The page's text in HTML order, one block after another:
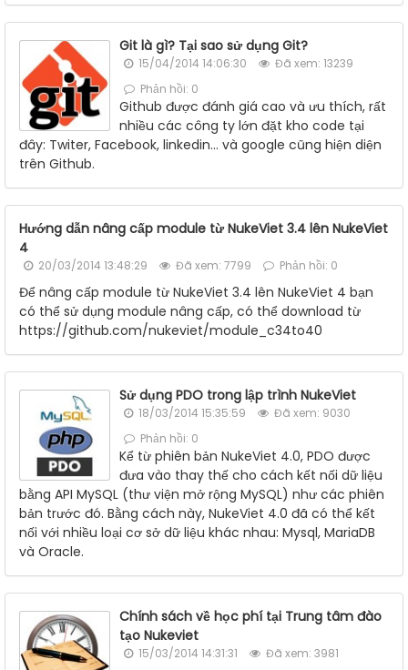
Git là gì? Tại sao sử dụng Git?
15/04/2014 14:06:30
Đã xem: 13239
Phản hồi: 0
Github được đánh giá cao và ưu thích, rất
nhiều các công ty lớn đặt kho code tại
đây: Twiter, Facebook, linkedin... và google cũng hiện diện
trên Github.
Hướng dẫn nâng cấp module từ NukeViet 3.4 lên NukeViet
4
20/03/2014 13:48:29 Đã xem: 7799 Phản hồi: 0
Để nâng cấp module từ NukeViet 3.4 lên NukeViet 4 bạn
có thể sử dụng module nâng cấp, có thể download từ
https://github.com/nukeviet/module_c34to40
Sử dụng PDO trong lập trình NukeViet
18/03/2014 15:35:59
Đã xem: 9030
Phản hồi: 0
Kể từ phiên bản NukeViet 4.0, PDO được
đưa vào thay thế cho cách kết nối dữ liệu
bằng API MySQL (thư viện mở rộng MySQL) như các phiên
bản trước đó. Bằng cách này, NukeViet 4.0 đã có thể kết
nối với nhiều loại cơ sở dữ liệu khác nhau: Mysql, MariaDB
và Oracle.
Chính sách về học phí tại Trung tâm đào
tạo Nukeviet
15/03/2014 14:31:31
Đã xem: 3981